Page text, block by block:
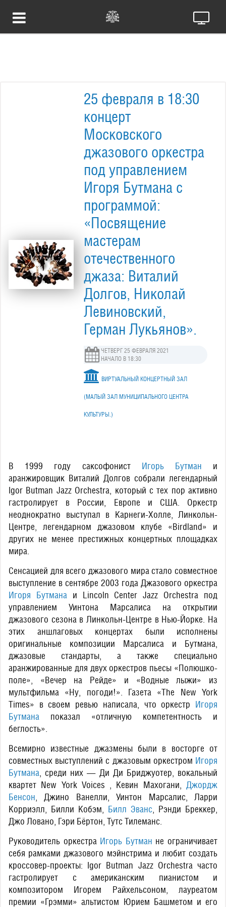
25 февраля в 18:30
концерт
Московского
джазового оркестра
под управлением
Игоря Бутмана с
программой:
«Посвящение
мастерам
отечественного
джаза: Виталий
Долгов, Николай
Левиновский,
Герман Лукьянов».
ЧЕТВЕРГ 25 ФЕВРАЛЯ 2021
НАЧАЛО В 18:30
ВИРТУАЛЬНЫЙ КОНЦЕРТНЫЙ ЗАЛ
(МАЛЫЙ ЗАЛ МУНИЦИПАЛЬНОГО ЦЕНТРА
КУЛЬТУРЫ.)
В 1999 году саксофонист Игорь Бутман и
аранжировщик Виталий Долгов собрали легендарный
Igor Butman Jazz Orchestra, который с тех пор активно
гастролирует в России, Европе и США. Оркестр
неоднократно выступал в Карнеги-Холле, Линкольн-
Центре, легендарном джазовом клубе «Birdland» и
других не менее престижных концертных площадках
мира.
Cенсацией для всего джазового мира стало совместное
выступление в сентябре 2003 года Джазового оркестра
Игоря Бутмана и Lincoln Center Jazz Orchestra под
управлением Уинтона Марсалиса на открытии
джазового сезона в Линкольн-Центре в Нью-Йорке. На
этих аншлаговых концертах были исполнены
оригинальные композиции Марсалиса и Бутмана,
джазовые стандарты, а также специально
аранжированные для двух оркестров пьесы «Полюшко-
поле», «Вечер на Рейде» и «Водные лыжи» из
мультфильма «Ну, погоди!». Газета «The New York
Times» в своем ревью написала, что оркестр Игоря
Бутмана показал «отличную компетентность и
беглость».
Вcемирно известные джазмены были в восторге от
совместных выступлений с джазовым оркестром Игоря
Бутмана , среди них — Ди Ди Бриджуотер, вокальный
квартет New York Voices , Кевин Махогани, Джордж
Бенсон , Джино Ванелли, Уинтон Марсалис, Ларри
Корриэлл, Билли Кобэм, Билл Эванс , Рэнди Бреккер,
Джо Ловано, Гэри Бёртон, Тутс Тилеманс.
Руководитель оркестра Игорь Бутман не ограничивает
себя рамками джазового мэйнстрима и любит создать
кроссовер-проекты: Igor Butman Jazz Orchestra часто
гастролирует c американским пианистом и
композитором Игорем Райхельсоном, лауреатом
премии «Грэмми» альтистом Юрием Башметом и его